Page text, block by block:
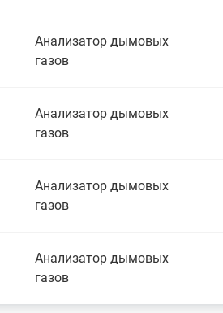
Анализатор дымовых
газов
Анализатор дымовых
газов
Анализатор дымовых
газов
Анализатор дымовых
газов